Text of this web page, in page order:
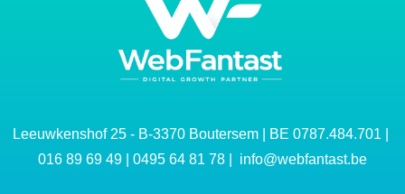
Leeuwkenshof 25 - B-3370 Boutersem | BE 0787.484.701 |
016 89 69 49
0495 64 81 78 info@webfantast.be